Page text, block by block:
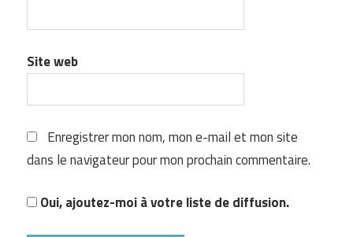
Site web
Enregistrer mon nom, mon e-mail et mon site
dans le navigateur pour mon prochain commentaire.
Oui, ajoutez-moi à votre liste de diffusion.